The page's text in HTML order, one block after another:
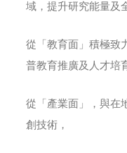
域，提升研究能量及
從「教育面」積極致
普教育推廣及人才培
從「產業面」，與在
創技術，